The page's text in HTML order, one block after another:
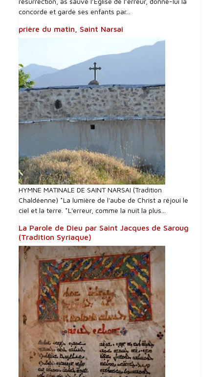
concorde et garde ses enfants par...
prière du matin, Saint Narsai
HYMNE MATINALE DE SAINT NARSAI (Tradition
Chaldéenne) *La lumière de l'aube de Christ a réjoui le
ciel et la terre. *L'erreur, comme la nuit la plus...
La Parole de Dieu par Saint Jacques de Saroug
(Tradition Syriaque)